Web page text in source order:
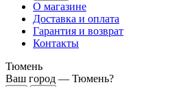
О магазине
Доставка и оплата
Гарантия и возврат
Контакты
Тюмень
Ваш город — Тюмень?